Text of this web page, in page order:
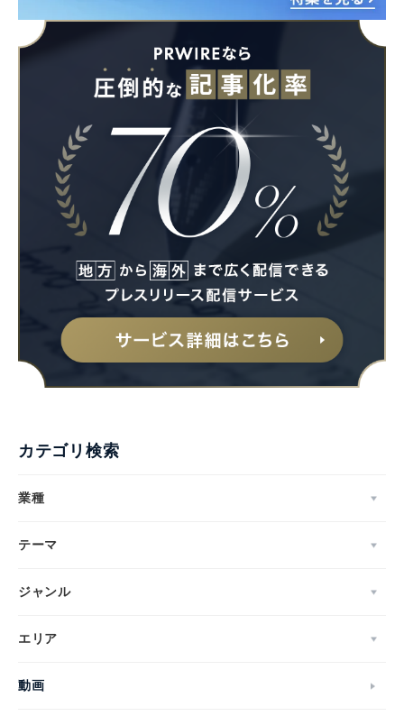
カテゴリ検索
業種
テーマ
ジャンル
エリア
動画